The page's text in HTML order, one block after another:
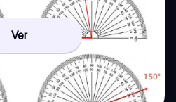
Ver